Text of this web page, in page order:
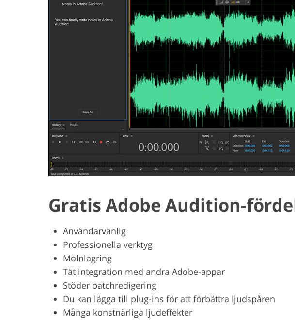
Gratis Adobe Audition-
Användarvänlig
Professionella verktyg
Molnlagring
Tät integration med andra Adobe-appar
Stöder batchredigering
Du kan lägga till plug-ins för att förbättra ljudspåren
Många konstnärliga ljudeffekter